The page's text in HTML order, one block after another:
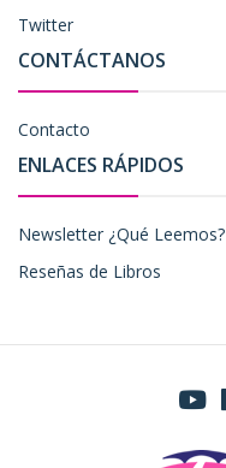
Twitter
CONTÁCTANOS
Contacto
ENLACES RÁPIDOS
Newsletter ¿Qué Leemos?
Reseñas de Libros